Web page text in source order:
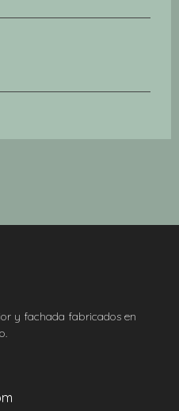
y fachada fabricados en